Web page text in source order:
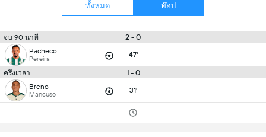
ทั้งหมด ท๊อป
จบ 90 นาที 2 - 0
Pacheco
Pereira 47'
ครึ่งเวลา 1 - 0
Breno
Mancuso 31'